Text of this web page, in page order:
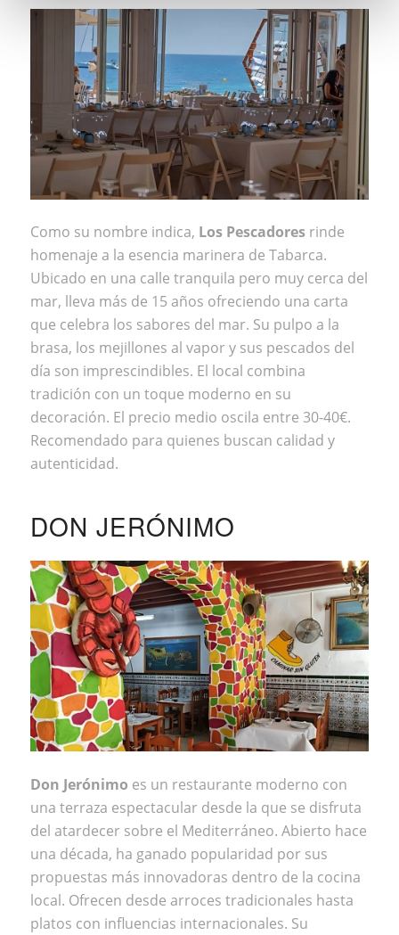
Como su nombre indica, Los Pescadoresrinde
homenaje a la esencia marinera de Tabarca.
Ubicado en una calle tranquila pero muy cerca del
mar, lleva más de 15 años ofreciendo una carta
que celebra los sabores del mar. Su pulpo a la
brasa, los mejillones al vapor y sus pescados del
día son imprescindibles. El local combina
tradición con un toque moderno en su
decoración. El precio medio oscila entre 30-40€.
Recomendado para quienes buscan calidad y
autenticidad.
DON JERÓNIMO
Don Jerónimo es un restaurante moderno con
una terraza espectacular desde la que se disfruta
del atardecer sobre el Mediterráneo. Abierto hace
una década, ha ganado popularidad por sus
propuestas más innovadoras dentro de la cocina
local. Ofrecen desde arroces tradicionales hasta
platos con influencias internacionales. Su